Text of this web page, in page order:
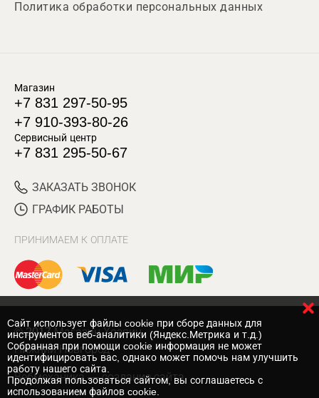
Политика обработки персональных данных
Магазин
+7 831 297-50-95
+7 910-393-80-26
Сервисный центр
+7 831 295-50-67
ЗАКАЗАТЬ ЗВОНОК
ГРАФИК РАБОТЫ
ПРИНИМАЕМ К ОПЛАТЕ
© 2017 Магазин Хозяин
Нижний Новгород
Вебмеханика — создание сайта
Cайт использует файлы cookie при сборе данных для
инструментов веб-аналитики (Яндекс.Метрика и т.д.)
Собранная при помощи cookie информация не может
идентифицировать вас, однако может помочь нам улучшить
работу нашего сайта.
Продолжая пользоваться сайтом, вы соглашаетесь с
использованием файлов cookie.